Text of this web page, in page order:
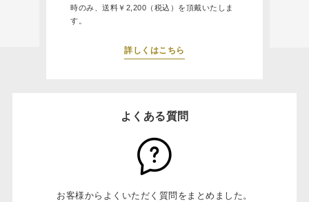
時のみ、送料￥2,200（税込）を頂戴いたしま
す。
詳しくはこちら
よくある質問
お客様からよくいただく質問をまとめました。